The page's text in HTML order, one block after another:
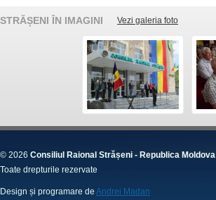
STRĂȘENI ÎN IMAGINI Vezi galeria foto
© 2026 Consiliul Raional Strășeni - Republica Moldova
Toate drepturile rezervate
Design și programare de Andrei Madan